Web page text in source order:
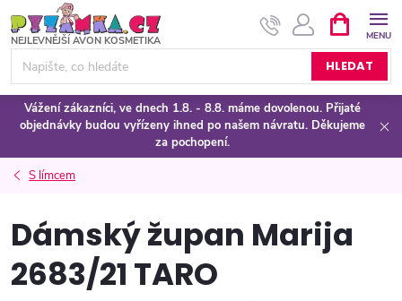
na
obsah
HLEDAT
NÁKUPNÍ
KOŠÍK
Vážení zákazníci, ve dnech 1.8. - 8.8. máme dovolenou. Přijaté
objednávky budou vyřízeny ihned po našem návratu. Děkujeme
za pochopení.
S límcem
Dámský župan Marija
2683/21 TARO